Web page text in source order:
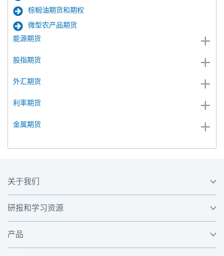
棕榈油期货和期权
微型农产品期货
能源期货
股指期货
外汇期货
利率期货
金属期货
关于我们
研报和学习资源
产品